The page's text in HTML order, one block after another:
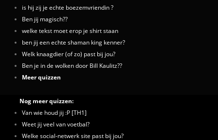
is hij zij je echte boezemvriendin ?
Ben jij magisch??
welke tekst moet erop je shirt staan
ben jij een echte shaman king kenner?
Welk knaagdier (of zo) past bij jou?
Ben je in de wolken door Bill Kaulitz??
Meer quizzen
Nog meer quizzen:
Van wie houd jij :P [TH1]
Weet jij veel van voetbal?
Welke social-netwerk site past bij jou?